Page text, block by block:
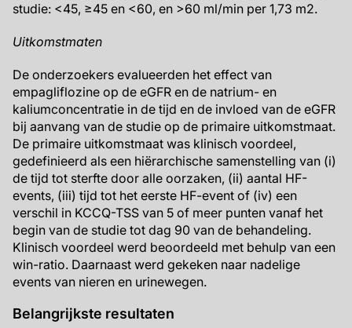
studie: <45, ≥45 en <60, en >60 ml/min per 1,73 m2.
Uitkomstmaten
De onderzoekers evalueerden het effect van
empagliflozine op de eGFR en de natrium- en
kaliumconcentratie in de tijd en de invloed van de eGFR
bij aanvang van de studie op de primaire uitkomstmaat.
De primaire uitkomstmaat was klinisch voordeel,
gedefinieerd als een hiërarchische samenstelling van (i)
de tijd tot sterfte door alle oorzaken, (ii) aantal HF-
events, (iii) tijd tot het eerste HF-event of (iv) een
verschil in KCCQ-TSS van 5 of meer punten vanaf het
begin van de studie tot dag 90 van de behandeling.
Klinisch voordeel werd beoordeeld met behulp van een
win-ratio. Daarnaast werd gekeken naar nadelige
events van nieren en urinewegen.
Belangrijkste resultaten